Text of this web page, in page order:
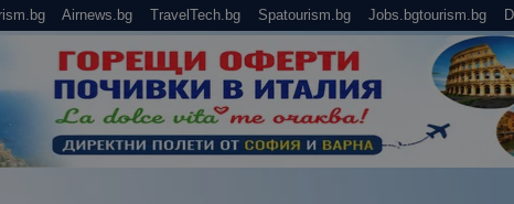
Airnews.bg TravelTech.bg Spatourism.bg Jobs.bgtourism.bg